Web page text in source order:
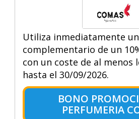
Utiliza inmediatamente
complementario de un
con un coste de al menos
hasta el 30/09/2026.
BONO
PERFUMERIA